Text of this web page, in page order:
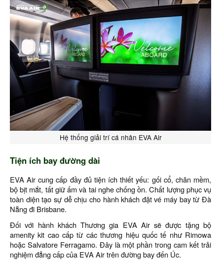
Hệ thống giải trí cá nhân EVA Air
Tiện ích bay đường dài
EVA Air cung cấp đầy đủ tiện ích thiết yếu: gối cổ, chăn mềm,
bộ bịt mắt, tất giữ ấm và tai nghe chống ồn. Chất lượng phục vụ
toàn diện tạo sự dễ chịu cho hành khách đặt vé máy bay từ Đà
Nẵng đi Brisbane.
Đối với hành khách Thương gia EVA Air sẽ được tặng bộ
amenity kit cao cấp từ các thương hiệu quốc tế như Rimowa
hoặc Salvatore Ferragamo. Đây là một phần trong cam kết trải
nghiệm đẳng cấp của EVA Air trên đường bay đến Úc.